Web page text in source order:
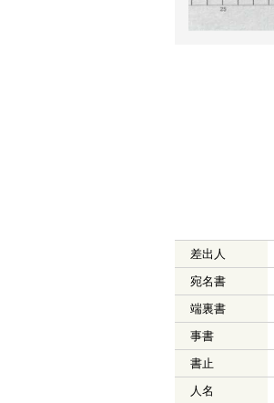
差出人
宛名書
端裏書
事書
書止
人名